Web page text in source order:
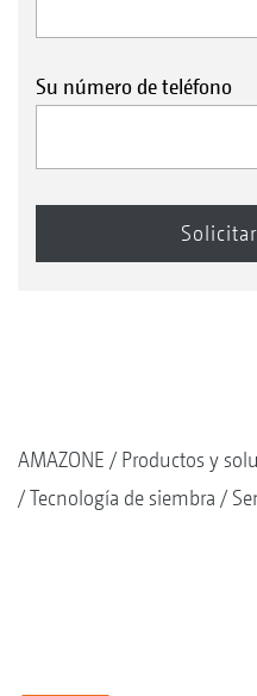
Su número de teléfono
AMAZONE
Productos y
Tecnología de siembra